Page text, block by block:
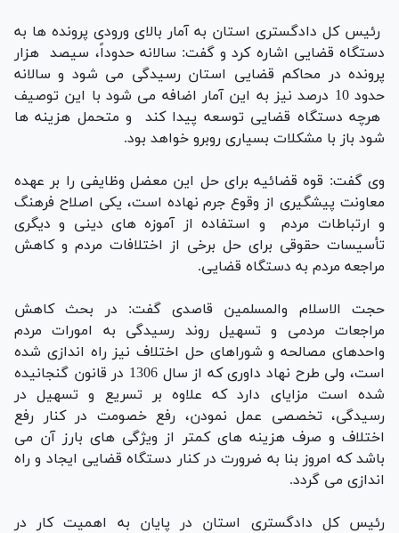
رئیس کل دادگستری استان به آمار بالای ورودی پرونده ها به
دستگاه قضایی اشاره کرد و گفت: سالانه حدوداً، سیصد هزار
پرونده در محاکم قضایی استان رسیدگی می شود و سالانه
حدود 10 درصد نیز به این آمار اضافه می شود با این توصیف
هرچه دستگاه قضایی توسعه پیدا کند و متحمل هزینه ها
شود باز با مشکلات بسیاری روبرو خواهد بود.
وی گفت: قوه قضائیه برای حل این معضل وظایفی را بر عهده
معاونت پیشگیری از وقوع جرم نهاده است، یکی اصلاح فرهنگ
و ارتباطات مردم و استفاده از آموزه های دینی و دیگری
تأسیسات حقوقی برای حل برخی از اختلافات مردم و کاهش
مراجعه مردم به دستگاه قضایی.
حجت الاسلام والمسلمین قاصدی گفت: در بحث کاهش
مراجعات مردمی و تسهیل روند رسیدگی به امورات مردم
واحدهای مصالحه و شوراهای حل اختلاف نیز راه اندازی شده
است، ولی طرح نهاد داوری که از سال 1306 در قانون گنجانیده
شده است مزایای دارد که علاوه بر تسریع و تسهیل در
رسیدگی، تخصصی عمل نمودن، رفع خصومت در کنار رفع
اختلاف و صرف هزینه های کمتر از ویژگی های بارز آن می
باشد که امروز بنا به ضرورت در کنار دستگاه قضایی ایجاد و راه
اندازی می گردد.
رئیس کل دادگستری استان در پایان به اهمیت کار در